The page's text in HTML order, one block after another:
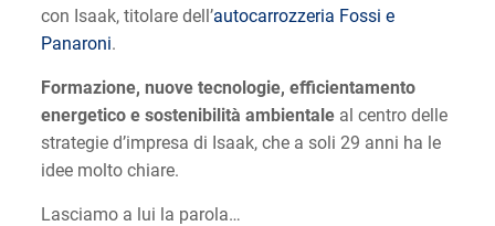
con Isaak, titolare dell’autocarrozzeria Fossi e
Panaroni.
Formazione, nuove tecnologie, efficientamento
energetico e sostenibilità ambientaleal centro delle
strategie d’impresa di Isaak, che a soli 29 anni ha le
idee molto chiare.
Lasciamo a lui la parola…